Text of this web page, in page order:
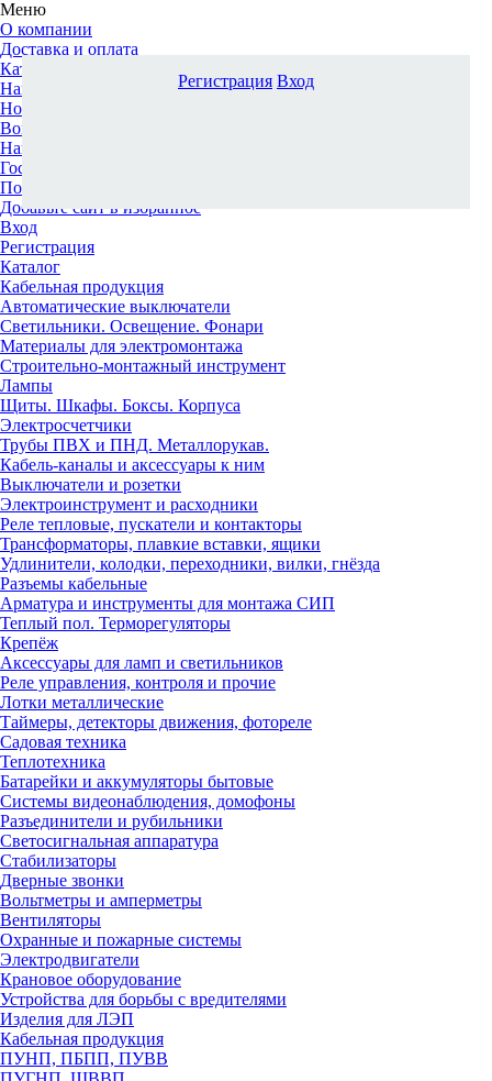
Меню
О компании
Доставка и оплата
Каталог
Наши офисы
Новости и новинки
Вопрос-ответ
Наша команда
Гос. заказчикам
Поставщикам
Добавьте сайт в избранное
Вход
Регистрация
Каталог
Кабельная продукция
Автоматические выключатели
Светильники. Освещение. Фонари
Материалы для электромонтажа
Строительно-монтажный инструмент
Лампы
Щиты. Шкафы. Боксы. Корпуса
Электросчетчики
Трубы ПВХ и ПНД. Металлорукав.
Кабель-каналы и аксессуары к ним
Выключатели и розетки
Электроинструмент и расходники
Реле тепловые, пускатели и контакторы
Трансформаторы, плавкие вставки, ящики
Удлинители, колодки, переходники, вилки, гнёзда
Разъемы кабельные
Арматура и инструменты для монтажа СИП
Теплый пол. Терморегуляторы
Крепёж
Аксессуары для ламп и светильников
Реле управления, контроля и прочие
Лотки металлические
Таймеры, детекторы движения, фотореле
Садовая техника
Теплотехника
Батарейки и аккумуляторы бытовые
Системы видеонаблюдения, домофоны
Разъединители и рубильники
Светосигнальная аппаратура
Стабилизаторы
Дверные звонки
Вольтметры и амперметры
Вентиляторы
Охранные и пожарные системы
Электродвигатели
Крановое оборудование
Устройства для борьбы с вредителями
Изделия для ЛЭП
Кабельная продукция
ПУНП, ПБПП, ПУВВ
Регистрация Вход